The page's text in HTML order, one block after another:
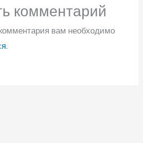
комментарий
вам необходимо
.